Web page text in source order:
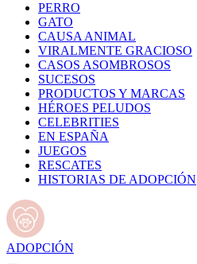
PERRO
GATO
CAUSA ANIMAL
VIRALMENTE GRACIOSO
CASOS ASOMBROSOS
SUCESOS
PRODUCTOS Y MARCAS
HÉROES PELUDOS
CELEBRITIES
EN ESPAÑA
JUEGOS
RESCATES
HISTORIAS DE ADOPCIÓN
ADOPCIÓN